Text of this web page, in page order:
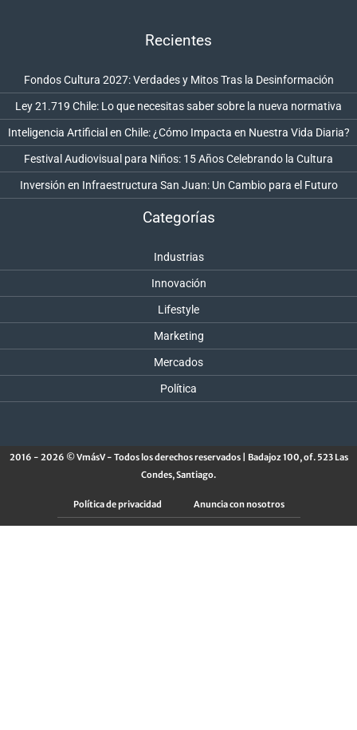
Recientes
Fondos Cultura 2027: Verdades y Mitos Tras la Desinformación
Ley 21.719 Chile: Lo que necesitas saber sobre la nueva normativa
Inteligencia Artificial en Chile: ¿Cómo Impacta en Nuestra Vida Diaria?
Festival Audiovisual para Niños: 15 Años Celebrando la Cultura
Inversión en Infraestructura San Juan: Un Cambio para el Futuro
Categorías
Industrias
Innovación
Lifestyle
Marketing
Mercados
Política
2016 - 2026 © VmásV - Todos los derechos reservados | Badajoz 100, of. 523 Las
Condes, Santiago.
Política de privacidad Anuncia con nosotros